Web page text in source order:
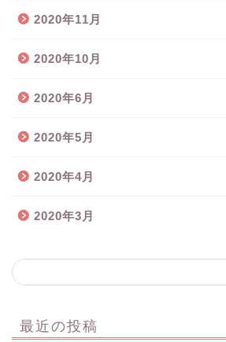
2020年11月
2020年10月
2020年6月
2020年5月
2020年4月
2020年3月
最近の投稿